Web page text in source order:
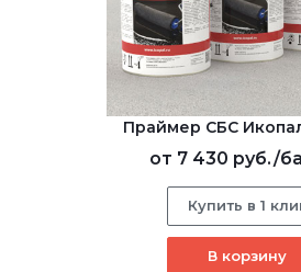
Праймер СБС
от 7 430 руб./
Купить в 1
В корзину